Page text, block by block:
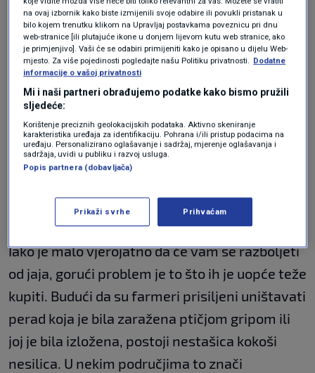
negativne na influencu A u akreditiranom
laboratoriju prije slanja preko državne granice.
Čak i ako je virus dospio u vaša jaja ili govedinu,
Long je rekao da bi "normalna temperatura
kuhanja", ili zagrijavanje hrane na najmanje
165 stupnjeva, "uništila virus kao i bakterije
poput salmonele."
Iako je malo vjerojatno da će vam se razboljeti
od jaja, gorući problem je to što ih je uopće teže
kupiti. Budući da su farmeri prisiljeni uništavati
perad koja je bila zaražena ptičjom gripom ili
joj je bila izložena, postoji nestašica kokoši
nesilica. U nekim područjima to znači
na ovaj izbornik kako biste izmijenili svoje odabire ili povukli pristanak u
bilo kojem trenutku klikom na Upravljaj postavkama poveznicu pri dnu
web-stranice [ili plutajuće ikone u donjem lijevom kutu web stranice, ako
je primjenjivo]. Vaši će se odabiri primijeniti kako je opisano u dijelu Web-
mjesto. Za više pojedinosti pogledajte našu Politiku privatnosti.
Dodatne
informacije o vašoj privatnosti
Mi i naši partneri obrađujemo podatke kako bismo pružili
sljedeće:
Korištenje preciznih geolokacijskih podataka. Aktivno skeniranje
karakteristika uređaja za identifikaciju. Pohrana i/ili pristup podacima na
uređaju. Personalizirano oglašavanje i sadržaj, mjerenje oglašavanja i
sadržaja, uvidi u publiku i razvoj usluga.
Popis partnera (dobavljača)
Prikaži svrhe Prihvaćam